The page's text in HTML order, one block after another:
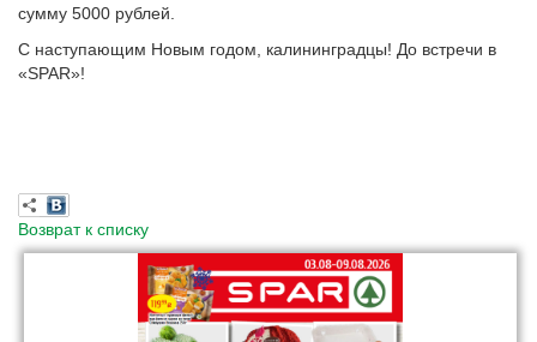
сумму 5000 рублей.
С наступающим Новым годом, калининградцы! До встречи в
«SPAR»!
Возврат к списку